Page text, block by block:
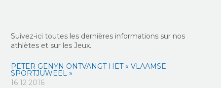
Suivez-ici toutes les dernières informations sur nos
athlètes et sur les Jeux.
PETER GENYN ONTVANGT HET « VLAAMSE
SPORTJUWEEL »
16 12 2016